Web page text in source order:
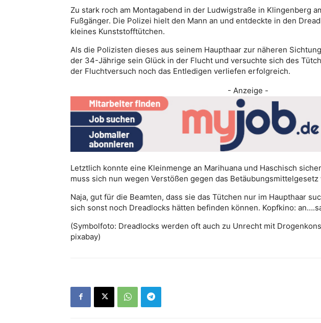
Zu stark roch am Montagabend in der Ludwigstraße in Klingenberg
Fußgänger. Die Polizei hielt den Mann an und entdeckte in den
kleines Kunststofftütchen.
Als die Polizisten dieses aus seinem Haupthaar zur näheren
der 34-Jährige sein Glück in der Flucht und versuchte sich des
der Fluchtversuch noch das Entledigen verliefen erfolgreich.
- Anzeige -
Letztlich konnte eine Kleinmenge an Marihuana und Haschisch
muss sich nun wegen Verstößen gegen das
Naja, gut für die Beamten, dass sie das Tütchen nur im Haupthaar
sich sonst noch Dreadlocks hätten befinden können. Kopfkino:
(Symbolfoto: Dreadlocks werden oft auch zu Unrecht mit
pixabay)